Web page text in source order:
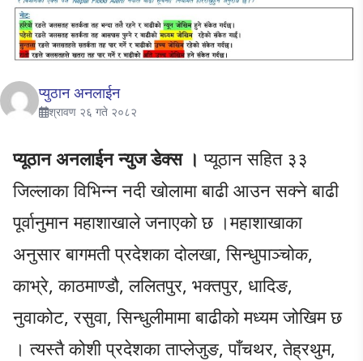
प्युठान अनलाईन
श्रावण २६ गते २०८२
प्यूठान अनलाईन न्युज डेक्स । प्यूठान सहित ३३
जिल्लाका विभिन्न नदी खोलामा बाढी आउन सक्ने बाढी
पूर्वानुमान महाशाखाले जनाएको छ ।महाशाखाका
अनुसार बागमती प्रदेशका दोलखा, सिन्धुपाञ्चोक,
काभ्रे, काठमाण्डौ, ललितपुर, भक्तपुर, धादिङ,
नुवाकोट, रसुवा, सिन्धुलीमामा बाढीको मध्यम जोखिम छ
। त्यस्तै कोशी प्रदेशका ताप्लेजुङ, पाँचथर, तेह्रथुम,